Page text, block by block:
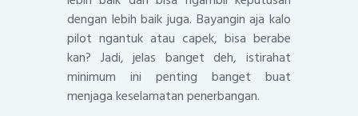
dengan lebih baik juga. Bayangin aja kalo
pilot ngantuk atau capek, bisa berabe
kan? Jadi, jelas banget deh, istirahat
minimum ini penting banget buat
menjaga keselamatan penerbangan.